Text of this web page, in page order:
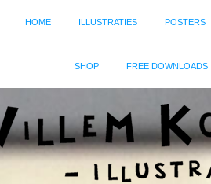
HOME ILLUSTRATIES POSTERS
SHOP FREE DOWNLOADS